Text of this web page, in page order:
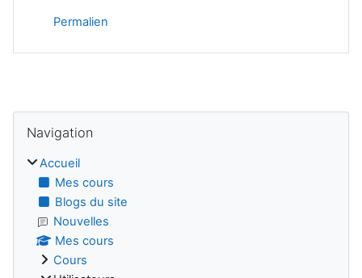
Permalien
Navigation
Accueil
Mes cours
Blogs du site
Nouvelles
Mes cours
Cours